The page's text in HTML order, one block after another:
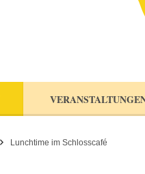
Lunchtime im Schlosscafé